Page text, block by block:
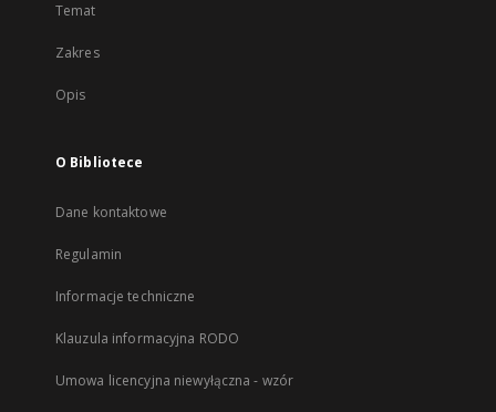
Temat
Zakres
Opis
O Bibliotece
Dane kontaktowe
Regulamin
Informacje techniczne
Klauzula informacyjna RODO
Umowa licencyjna niewyłączna - wzór